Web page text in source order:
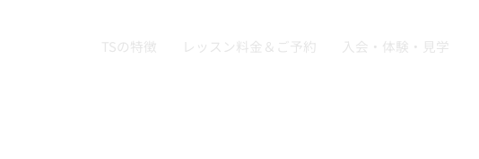
TSの特徴 レッスン料金＆ご予約 入会・体験・見学